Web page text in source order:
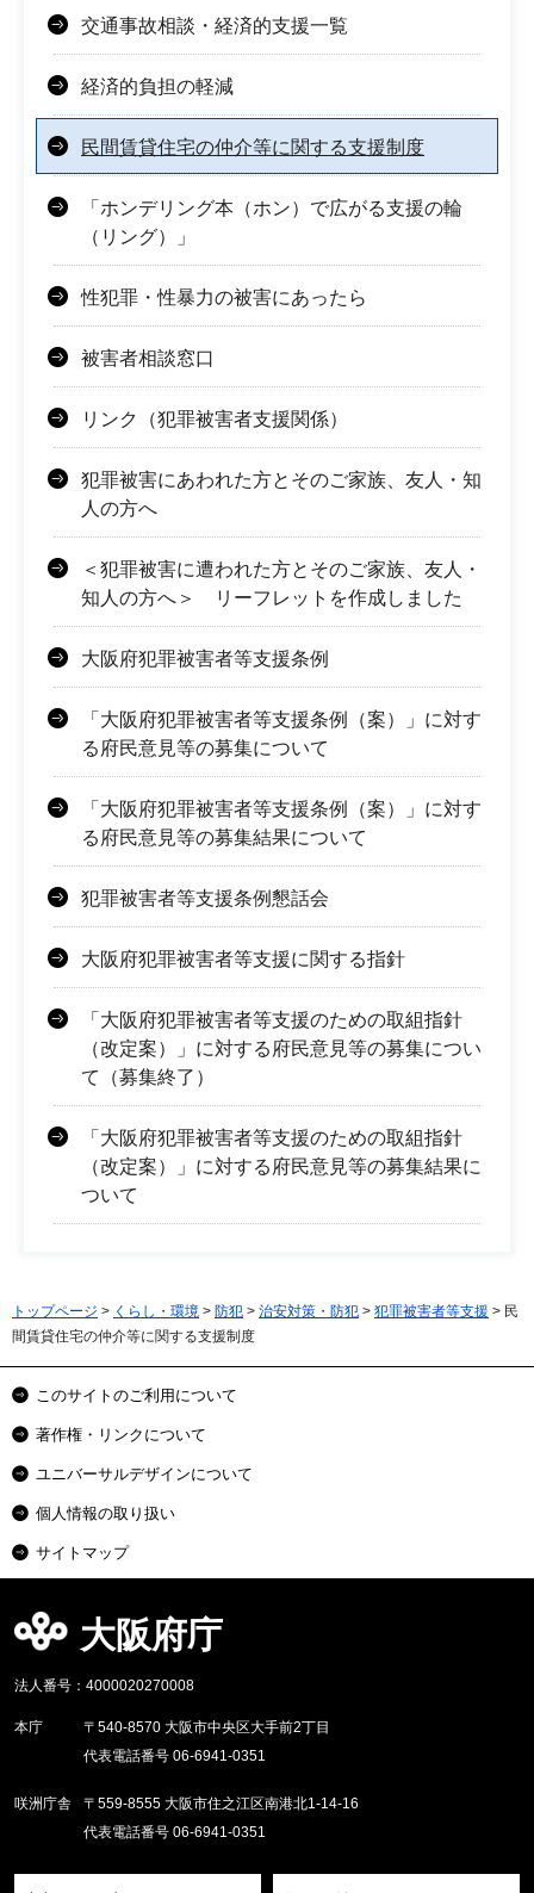
交通事故相談・経済的支援一覧
経済的負担の軽減
民間賃貸住宅の仲介等に関する支援制度
「ホンデリング本（ホン）で広がる支援の輪
（リング）」
性犯罪・性暴力の被害にあったら
被害者相談窓口
リンク（犯罪被害者支援関係）
犯罪被害にあわれた方とそのご家族、友人・知
人の方へ
＜犯罪被害に遭われた方とそのご家族、友人・
知人の方へ＞ リーフレットを作成しました
大阪府犯罪被害者等支援条例
「大阪府犯罪被害者等支援条例（案）」に対す
る府民意見等の募集について
「大阪府犯罪被害者等支援条例（案）」に対す
る府民意見等の募集結果について
犯罪被害者等支援条例懇話会
大阪府犯罪被害者等支援に関する指針
「大阪府犯罪被害者等支援のための取組指針
（改定案）」に対する府民意見等の募集につい
て（募集終了）
「大阪府犯罪被害者等支援のための取組指針
（改定案）」に対する府民意見等の募集結果に
ついて
トップページ > くらし・環境 > 防犯 > 治安対策・防犯 > 犯罪被害者等支援 > 民
間賃貸住宅の仲介等に関する支援制度
このサイトのご利用について
著作権・リンクについて
ユニバーサルデザインについて
個人情報の取り扱い
サイトマップ
大阪府庁
法人番号：4000020270008
本庁
〒540-8570 大阪市中央区大手前2丁目
代表電話番号 06-6941-0351
咲洲庁舎
〒559-8555 大阪市住之江区南港北1-14-16
代表電話番号 06-6941-0351